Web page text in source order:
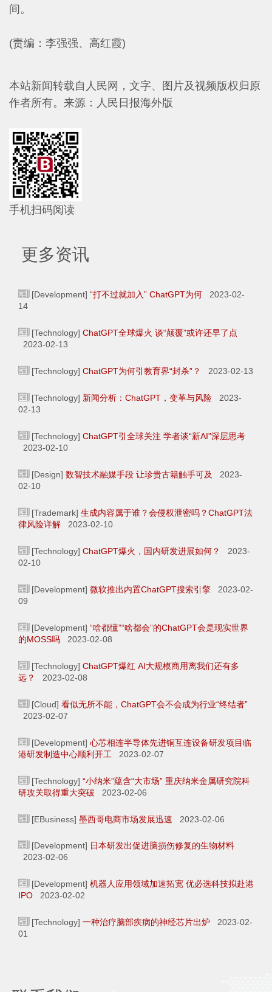
间。
(责编：李强强、高红霞)
本站新闻转载自人民网，文字、图片及视频版权归原
作者所有。 来源：人民日报海外版
手机扫码阅读
更多资讯
[Development] “打不过就加入” ChatGPT为何 2023-02-
14
[Technology] ChatGPT全球爆火 谈“颠覆”或许还早了点
2023-02-13
[Technology] ChatGPT为何引教育界“封杀”？ 2023-02-13
[Technology] 新闻分析：ChatGPT，变革与风险 2023-
02-13
[Technology] ChatGPT引全球关注 学者谈“新AI”深层思考
2023-02-10
[Design] 数智技术融媒手段 让珍贵古籍触手可及
2023-
02-10
[Trademark] 生成内容属于谁？会侵权泄密吗？ChatGPT法
律风险详解 2023-02-10
[Technology] ChatGPT爆火，国内研发进展如何？
2023-
02-10
[Development] 微软推出内置ChatGPT搜索引擎 2023-02-
09
[Development] “啥都懂”“啥都会”的ChatGPT会是现实世界
的MOSS吗 2023-02-08
[Technology] ChatGPT爆红 AI大规模商用离我们还有多
远？
2023-02-08
[Cloud] 看似无所不能，ChatGPT会不会成为行业“终结者”
2023-02-07
[Development] 心芯相连半导体先进铜互连设备研发项目临
港研发制造中心顺利开工 2023-02-07
[Technology] “小纳米”蕴含“大市场” 重庆纳米金属研究院科
研攻关取得重大突破 2023-02-06
[EBusiness] 墨西哥电商市场发展迅速 2023-02-06
[Development] 日本研发出促进脑损伤修复的生物材料
2023-02-06
[Development] 机器人应用领域加速拓宽 优必选科技拟赴港
IPO 2023-02-02
[Technology] 一种治疗脑部疾病的神经芯片出炉 2023-02-
01